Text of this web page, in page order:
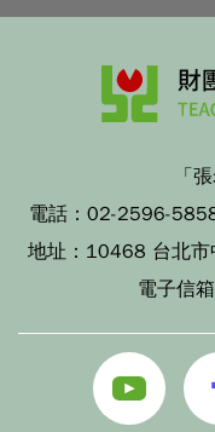
「
電話： 02-2596-
地址： 10468 台北市
電子信箱